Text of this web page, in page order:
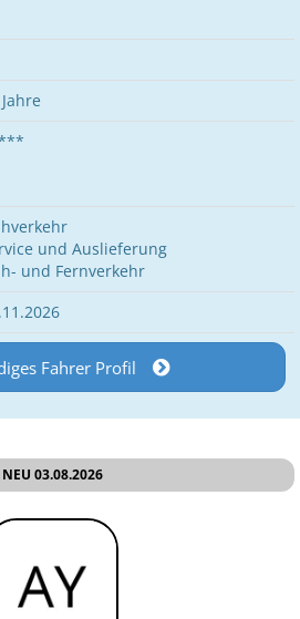
und Auslieferung
und Fernverkehr
Fahrer Profil
NEU 03.08.2026